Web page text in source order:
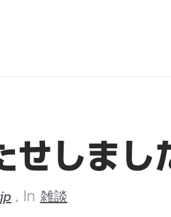
せしまし
, In 雑談